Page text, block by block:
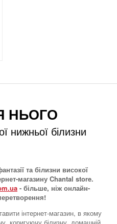
НЬОГО
нижньої білизни
та білизни високої
магазину Chantal store.
- більше, ніж онлайн-
інтернет-магазин, в якому
коригуючу білизну, домашній